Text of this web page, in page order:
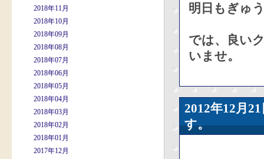
2018年11月
2018年10月
2018年09月
2018年08月
2018年07月
2018年06月
2018年05月
2018年04月
2018年03月
2018年02月
2018年01月
2017年12月
明日もぎゅ
では、良い
いませ。
2012年12
す。